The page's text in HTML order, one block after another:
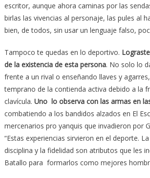
escritor, aunque ahora caminas por las
birlas las vivencias al personaje, las pules al
bien, de todos, sin usar un lenguaje falso,
Tampoco te quedas en lo deportivo.
de la existencia de esta persona. No solo lo
frente a un rival o enseñando llaves y
temprano de la contienda activa debido a la
clavícula. Uno lo observa con las armas en
combatiendo a los bandidos alzados en El
mercenarios pro yanquis que invadieron por
“Estas experiencias sirvieron en el deporte.
disciplina y la fidelidad son atributos que les
Batallo para formarlos como mejores